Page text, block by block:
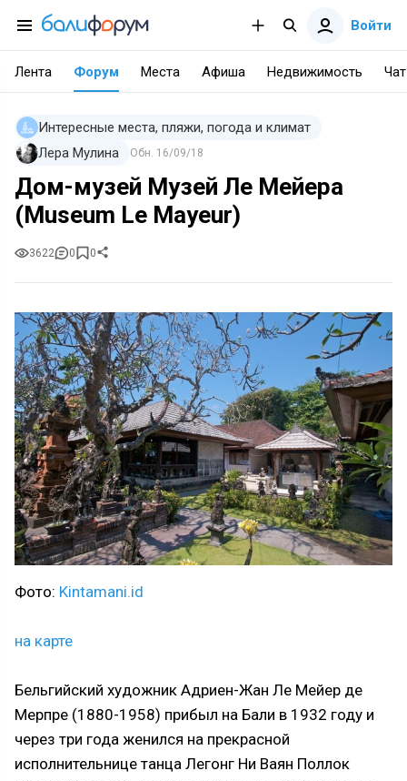
Войти
Лента Форум Места Афиша Недвижимость Чат
Интересные места, пляжи, погода и климат
Лера Мулина
Обн. 16/09/18
Дом-музей Музей Ле Мейера
(Museum Le Mayeur)
3622 0 0
Фото: Kintamani.id
на карте
Бельгийский художник Адриен-Жан Ле Мейер де
Мерпре (1880-1958) прибыл на Бали в 1932 году и
через три года женился на прекрасной
исполнительнице танца Легонг Ни Ваян Поллок